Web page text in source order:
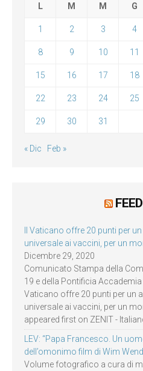
L M M G
1 2 3 4
8 9 10 11
15 16 17 18
22 23 24 25
29 30 31
« Dic Feb »
Il Vaticano offre 20 punti per
universale ai vaccini, per un
Dicembre 29, 2020
Comunicato Stampa della
19 e della Pontificia Accademia
Vaticano offre 20 punti per un
universale ai vaccini, per un
appeared first on ZENIT -
LEV: “Papa Francesco. Un
dell’omonimo film di Wim
Volume fotografico a cura di